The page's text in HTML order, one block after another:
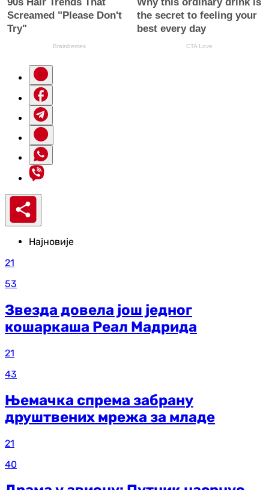
Најновије
21
53
Звезда довела још једног
кошаркаша Реал Мадрида
21
43
Њемачка спрема забрану
друштвених мрежа за младе
21
40